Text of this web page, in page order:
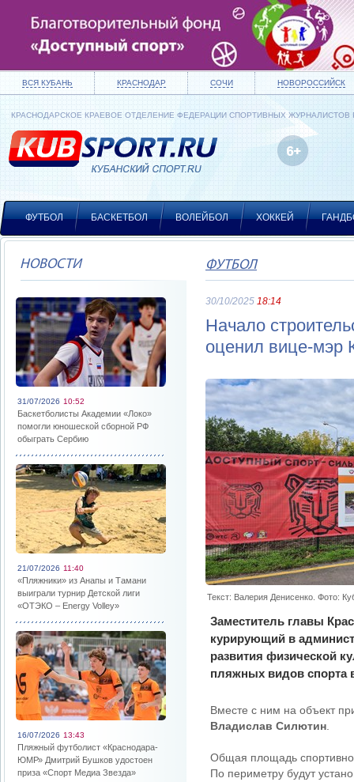
ВСЯ КУБАНЬ КРАСНОДАР СОЧИ НОВОРОССИЙСК
КРАСНОДАРСКОЕ КРАЕВОЕ ОТДЕЛЕНИЕ ФЕДЕРАЦИИ СПОРТИВНЫХ ЖУРНАЛИСТОВ
ФУТБОЛ БАСКЕТБОЛ ВОЛЕЙБОЛ ХОККЕЙ
НОВОСТИ
31/07/2026 10:52
Баскетболисты Академии «Локо»
помогли юношеской сборной РФ
обыграть Сербию
21/07/2026 11:40
«Пляжники» из Анапы и Тамани
выиграли турнир Детской лиги
«ОТЭКО – Energy Volley»
16/07/2026 13:43
Пляжный футболист «Краснодара-
ЮМР» Дмитрий Бушков удостоен
приза «Спорт Медиа Звезда»
ФУТБОЛ
30/10/2025 18:14
Начало
оценил вице-мэр
Текст: Валерия Денисенко. Фото:
Заместитель главы
курирующий в
развития физической
пляжных видов спорта
Вместе с ним на объект
Владислав Силютин
Общая площадь
По периметру будут